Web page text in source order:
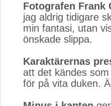
Fotografen Frank
jag aldrig tidigare
min fantasi, utan
önskade slippa.
Karaktärernas
att det kändes
för på vita duken.